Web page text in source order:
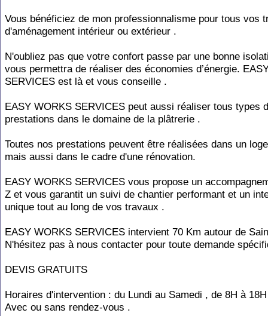
Vous bénéficiez de mon professionnalisme pour tous vos
d'aménagement intérieur ou extérieur .
N'oubliez pas que votre confort passe par une bonne
vous permettra de réaliser des économies d’énergie.
SERVICES est là et vous conseille .
EASY WORKS SERVICES peut aussi réaliser tous types
prestations dans le domaine de la plâtrerie .
Toutes nos prestations peuvent être réalisées dans un
mais aussi dans le cadre d'une rénovation.
EASY WORKS SERVICES vous propose un
Z et vous garantit un suivi de chantier performant et un
unique tout au long de vos travaux .
EASY WORKS SERVICES intervient 70 Km autour de
N'hésitez pas à nous contacter pour toute demande
DEVIS GRATUITS
Horaires d'intervention : du Lundi au Samedi , de 8H à
Avec ou sans rendez-vous .